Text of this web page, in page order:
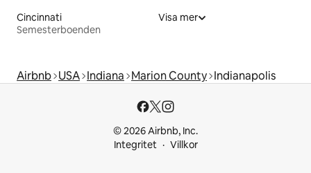
Cincinnati
Semesterboenden
Visa mer
Airbnb USA Indiana Marion County Indianapolis
© 2026 Airbnb, Inc.
Integritet
Villkor